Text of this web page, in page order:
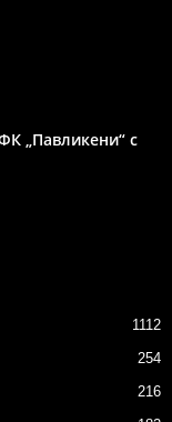
„Павликени“ с
1112
254
216